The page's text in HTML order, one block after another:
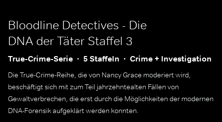
Bloodline Detectives - Die
DNA der Täter Staffel 3
True-Crime-Serie 5 Staffeln Crime + Investigation
Die True-Crime-Reihe, die von Nancy Grace moderiert wird,
beschäftigt sich mit zum Teil jahrzehntealten Fällen von
Gewaltverbrechen, die erst durch die Möglichkeiten der modernen
DNA-Forensik aufgeklärt werden konnten.